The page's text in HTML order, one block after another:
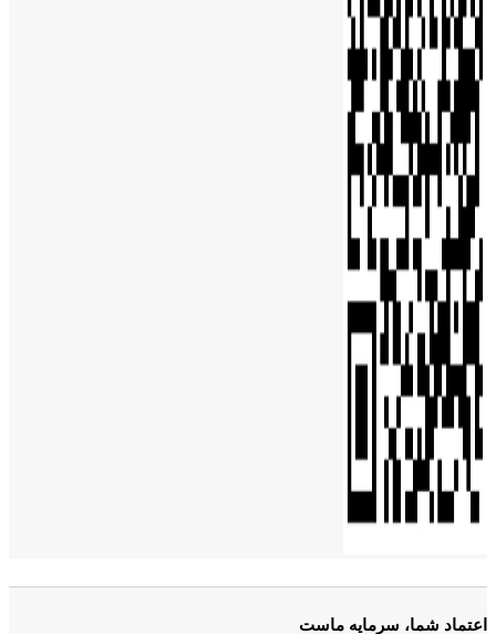
اعتماد شما، سرمایه ماست